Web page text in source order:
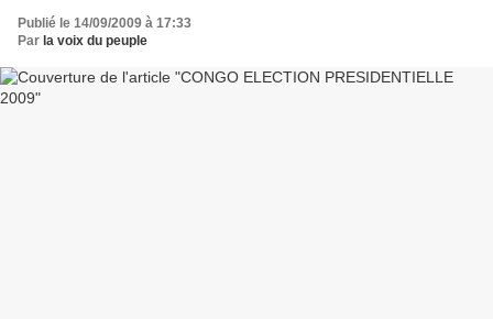
Publié le 14/09/2009 à 17:33
Par la voix du peuple